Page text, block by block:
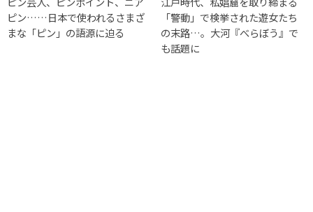
ピン……日本で使われるさまざ
まな「ピン」の語源に迫る
「警動」で検挙された遊女たち
の末路…。大河『べらぼう』で
も話題に